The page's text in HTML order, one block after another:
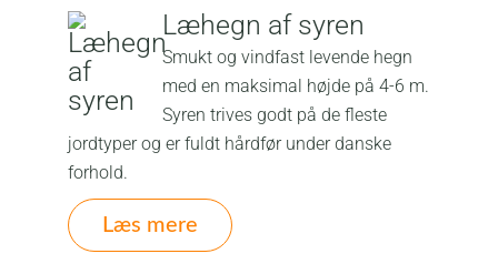
Læhegn af syren
Smukt og vindfast levende hegn
med en maksimal højde på 4-6 m.
Syren trives godt på de fleste
jordtyper og er fuldt hårdfør under danske
forhold.
Læs mere